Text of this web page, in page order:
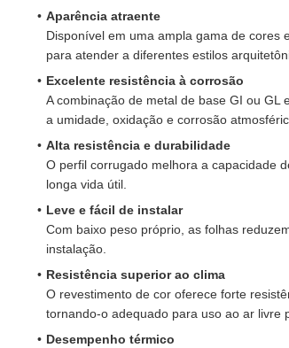
Aparência atraente
Disponível em uma ampla gama de cores
para atender a diferentes estilos
Excelente resistência à corrosão
A combinação de metal de base GI ou
a umidade, oxidação e corrosão
Alta resistência e durabilidade
O perfil corrugado melhora a capacidade
longa vida útil.
Leve e fácil de instalar
Com baixo peso próprio, as folhas
instalação.
Resistência superior ao clima
O revestimento de cor oferece forte
tornando-o adequado para uso ao ar livre
Desempenho térmico